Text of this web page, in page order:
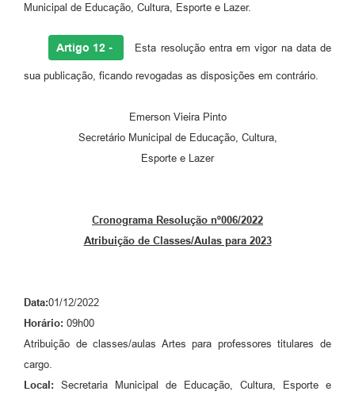
Municipal de Educação, Cultura, Esporte e Lazer.
Artigo 12 - Esta resolução entra em vigor na data de
sua publicação, ficando revogadas as disposições em contrário.
Emerson Vieira Pinto
Secretário Municipal de Educação, Cultura,
Esporte e Lazer
Cronograma Resolução nº006/2022
Atribuição de Classes/Aulas para 2023
Data:01/12/2022
Horário: 09h00
Atribuição de classes/aulas Artes para professores titulares de
cargo.
Local: Secretaria Municipal de Educação, Cultura, Esporte e